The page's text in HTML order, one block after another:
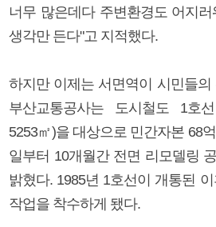
너무 많은데다 주변환경도 어지
생각만 든다"고 지적했다.
하지만 이제는 서면역이 시민들
부산교통공사는 도시철도 1호
5253㎡)을 대상으로 민간자본 68
일부터 10개월간 전면 리모델링
밝혔다. 1985년 1호선이 개통된
작업을 착수하게 됐다.